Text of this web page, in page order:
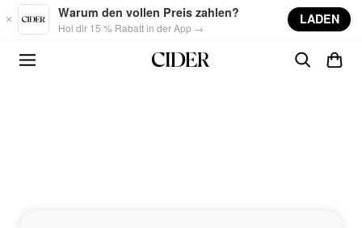
Skip to main content
Warum den vollen Preis zahlen?
Hol dir 15 % Rabatt in der App →
LADEN